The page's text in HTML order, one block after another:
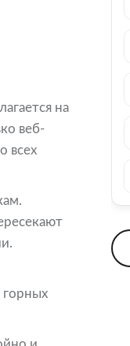
на
веб-
всех
горных